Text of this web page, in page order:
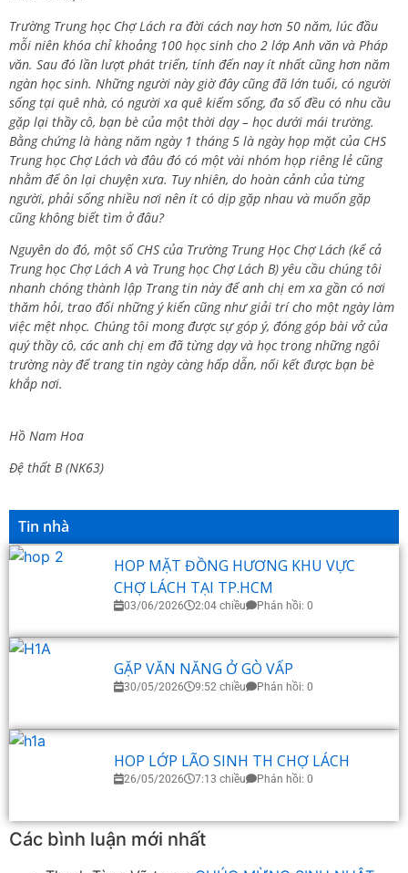
Trường Trung học Chợ Lách ra đời cách nay hơn 50 năm, lúc đầu
mỗi niên khóa chỉ khoảng 100 học sinh cho 2 lớp Anh văn và Pháp
văn. Sau đó lần lượt phát triển, tính đến nay ít nhất cũng hơn năm
ngàn học sinh. Những người này giờ đây cũng đã lớn tuổi, có người
sống tại quê nhà, có người xa quê kiếm sống, đa số đều có nhu cầu
gặp lại thầy cô, bạn bè của một thời dạy – học dưới mái trường.
Bằng chứng là hàng năm ngày 1 tháng 5 là ngày họp mặt của CHS
Trung học Chợ Lách và đâu đó có một vài nhóm họp riêng lẻ cũng
nhằm để ôn lại chuyện xưa. Tuy nhiên, do hoàn cảnh của từng
người, phải sống nhiều nơi nên ít có dịp gặp nhau và muốn gặp
cũng không biết tìm ở đâu?
Nguyên do đó, một số CHS của Trường Trung Học Chợ Lách (kể cả
Trung học Chợ Lách A và Trung học Chợ Lách B) yêu cầu chúng tôi
nhanh chóng thành lập Trang tin này để anh chị em xa gần có nơi
thăm hỏi, trao đổi những ý kiến cũng như giải trí cho một ngày làm
việc mệt nhọc. Chúng tôi mong được sự góp ý, đóng góp bài vở của
quý thầy cô, các anh chị em đã từng dạy và học trong những ngôi
trường này để trang tin ngày càng hấp dẫn, nối kết được bạn bè
khắp nơi.
Hồ Nam Hoa
Đệ thất B (NK63)
Tin nhà
HOP MẶT ĐỒNG HƯƠNG KHU VỰC
CHỢ LÁCH TẠI TP.HCM
03/06/2026 2:04 chiều Phản hồi: 0
GẶP VĂN NĂNG Ở GÒ VẤP
30/05/2026 9:52 chiều Phản hồi: 0
HOP LỚP LÃO SINH TH CHỢ LÁCH
26/05/2026 7:13 chiều Phản hồi: 0
Các bình luận mới nhất